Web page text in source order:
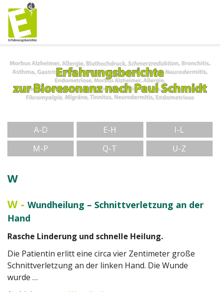
A-D E-H
I-L
M-P
Q-T U-Z
W
W - Wundheilung – Schnittverletzung an der
Hand
Rasche Linderung und schnelle Heilung.
Die Patientin erlitt eine circa vier Zentimeter große
Schnittverletzung an der linken Hand. Die Wunde
wurde …